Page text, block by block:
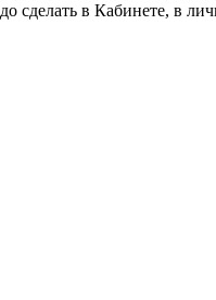
сделать в Кабинете, в